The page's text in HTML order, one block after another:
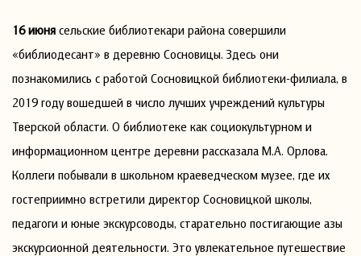
16 июня сельские библиотекари района совершили
«библиодесант» в деревню Сосновицы. Здесь они
познакомились с работой Сосновицкой библиотеки-филиала, в
2019 году вошедшей в число лучших учреждений культуры
Тверской области. О библиотеке как социокультурном и
информационном центре деревни рассказала М.А. Орлова.
Коллеги побывали в школьном краеведческом музее, где их
гостеприимно встретили директор Сосновицкой школы,
педагоги и юные экскурсоводы, старательно постигающие азы
экскурсионной деятельности. Это увлекательное путешествие